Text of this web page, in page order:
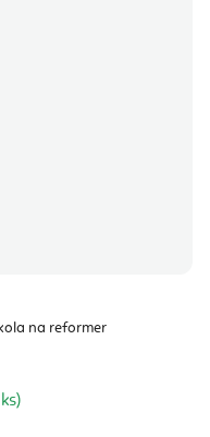
na reformer